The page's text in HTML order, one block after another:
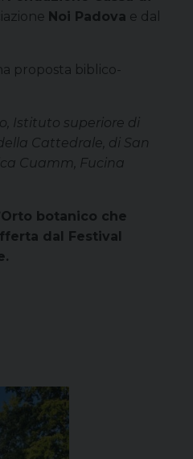
Noi Padova e dal
proposta biblico-
Istituto superiore di
Cattedrale, di San
Cuamm, Fucina
botanico che
dal Festival